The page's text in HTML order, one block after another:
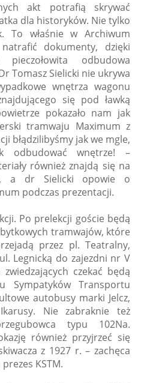
akt potrafią skrywać
dla historyków. Nie tylko
To właśnie w Archiwum
dokumenty, dzięki
odbudowa
Tomasz Sielicki nie ukrywa
wnętrza wagonu
się pod ławką
pokazało nam jak
tramwaju Maximum z
błądzilibyśmy jak we mgle,
odbudować wnętrze! –
również znajdą się na
a dr Sielicki opowie o
podczas prezentacji.
Po prelekcji goście będą
tramwajów, które
przez pl. Teatralny,
Legnicką do zajezdni nr V
czekać będą
Sympatyków Transportu
autobusy marki Jelcz,
Nie zabraknie też
typu 102Na.
również przyjrzeć się
z 1927 r. – zachęca
KSTM.